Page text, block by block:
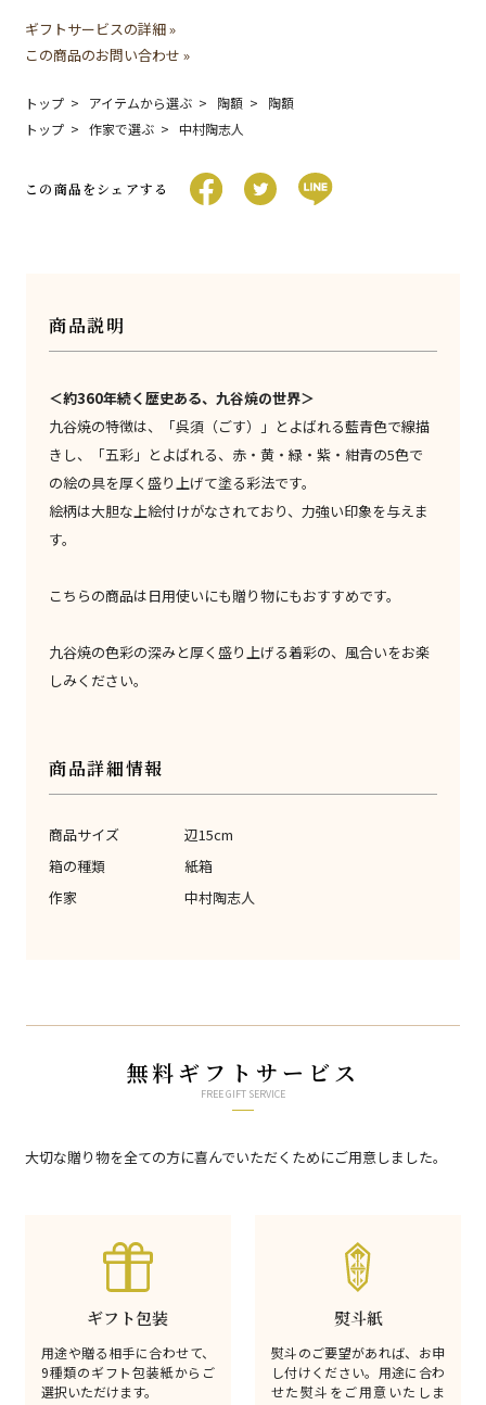
ギフトサービスの詳細 »
この商品のお問い合わせ »
トップ アイテムから選ぶ 陶額
陶額
トップ
作家で選ぶ 中村陶志人
この商品をシェアする
商品説明
＜約360年続く歴史ある、九谷焼の世界＞
九谷焼の特徴は、「呉須（ごす）」とよばれる藍青色で線描
きし、「五彩」とよばれる、赤・黄・緑・紫・紺青の5色で
の絵の具を厚く盛り上げて塗る彩法です。
絵柄は大胆な上絵付けがなされており、力強い印象を与えま
す。
こちらの商品は日用使いにも贈り物にもおすすめです。
九谷焼の色彩の深みと厚く盛り上げる着彩の、風合いをお楽
しみください。
商品詳細情報
商品サイズ
辺15cm
箱の種類
紙箱
作家
中村陶志人
無料ギフトサービス
FREE GIFT SERVICE
大切な贈り物を全ての方に喜んでいただくためにご用意しました。
ギフト包装
用途や贈る相手に合わせて、
9種類のギフト包装紙からご
選択いただけます。
熨斗紙
熨斗のご要望があれば、お申
し付けください。用途に合わ
せた熨斗をご用意いたしま